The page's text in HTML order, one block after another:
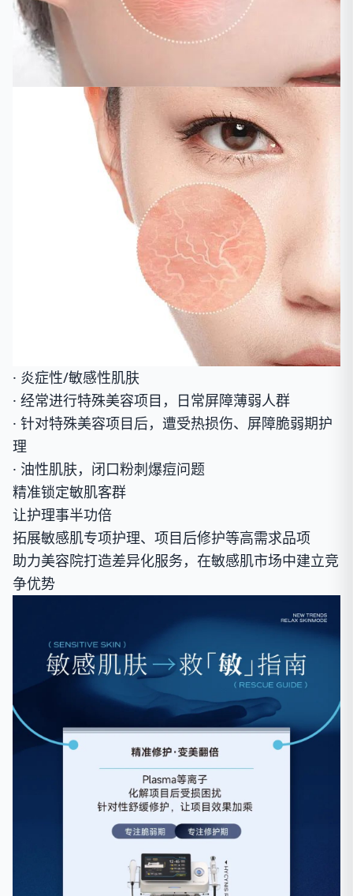
· 炎症性/敏感性肌肤
· 经常进行特殊美容项目，日常屏障薄弱人群
· 针对特殊美容项目后，遭受热损伤、屏障脆弱期护
理
· 油性肌肤，闭口粉刺爆痘问题
精准锁定敏肌客群
让护理事半功倍
拓展敏感肌专项护理、项目后修护等高需求品项
助力美容院打造差异化服务，在敏感肌市场中建立竞
争优势